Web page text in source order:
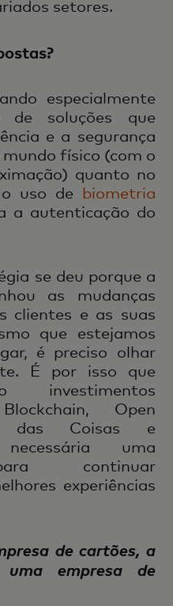
setores.
especialmente
de soluções que
e a segurança
físico (com o
quanto no
uso de biometria
a autenticação do
se deu porque a
as mudanças
clientes e as suas
que estejamos
é preciso olhar
É por isso que
investimentos
Open
das Coisas e
uma
continuar
experiências
de cartões, a
empresa de